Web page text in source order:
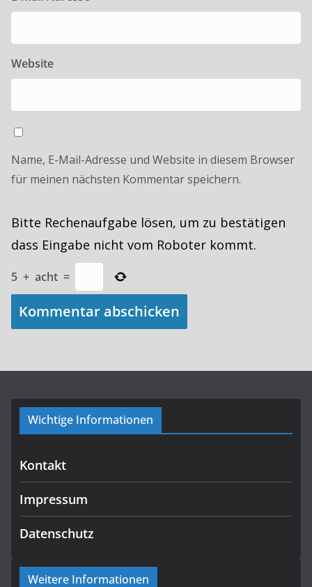
Website
Name, E-Mail-Adresse und Website in diesem Browser
für meinen nächsten Kommentar speichern.
Bitte Rechenaufgabe lösen, um zu bestätigen
dass Eingabe nicht vom Roboter kommt.
5 + acht =
Wichtige Informationen
Kontakt
Impressum
Datenschutz
Weitere Informationen